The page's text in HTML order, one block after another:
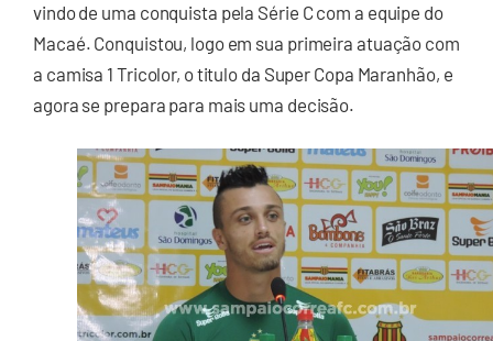
vindo de uma conquista pela Série C com a equipe do
Macaé. Conquistou, logo em sua primeira atuação com
a camisa 1 Tricolor, o titulo da Super Copa Maranhão, e
agora se prepara para mais uma decisão.